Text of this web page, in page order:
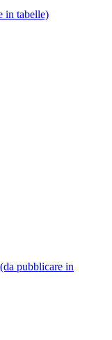
in tabelle)
pubblicare in